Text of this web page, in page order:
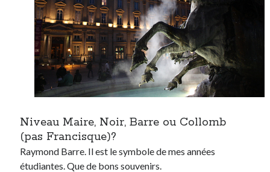
Photos
Post inutile
Proust
Sons
Sorties cuculturelles
Tavukoi
Vidéos
Niveau Maire, Noir, Barre ou Collomb
(pas Francisque)?
Raymond Barre. Il est le symbole de mes années
étudiantes. Que de bons souvenirs.